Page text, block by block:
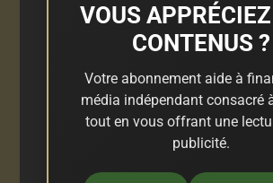
VOUS
CONTENUS ?
Votre abonnement aide à
média indépendant consacré
tout en vous offrant une
publicité.